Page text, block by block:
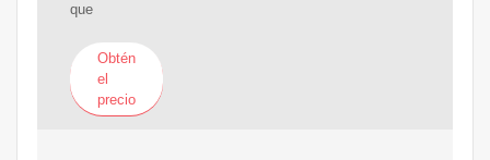
que
Obtén
el
precio